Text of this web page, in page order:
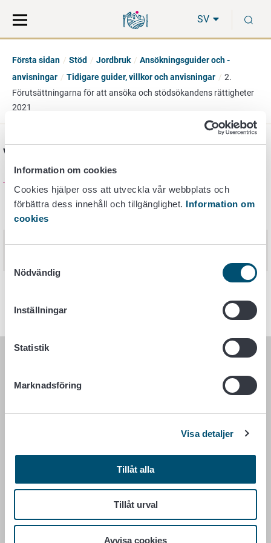
Information om cookies
Cookies hjälper oss att utveckla vår webbplats och
förbättra dess innehåll och tillgänglighet. Information om
cookies
Nödvändig
Inställningar
Statistik
Marknadsföring
Visa detaljer
Tillåt alla
Tillåt urval
Avvisa cookies
direkt
till
på
hela
SV
Första sidan Stöd Jordbruk
Ansökningsguider och -
anvisningar
Tidigare guider, villkor och anvisningar
2.
Förutsättningarna för att ansöka och stödsökandens rättigheter
2021
Versionshistoria
Publiceringsdatum
2. Förutsättningarna för att ansöka
2. Förutsättningarna för att ansöka
och stödsökandens rättigheter
00027 LIVSMEDELSVERKET
Ge respons
Tillgänglighetsutlåtande
Information om webbplatsen
Cookie inställningar